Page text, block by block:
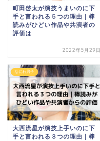
町田啓太が演技うまいのに下
手と言われる５つの理由｜棒
読みがひどい作品や共演者の
評価は
2022年5月29日
なにわ男子
大西流星が演技上手いのに下
手と言われる３つの理由｜棒